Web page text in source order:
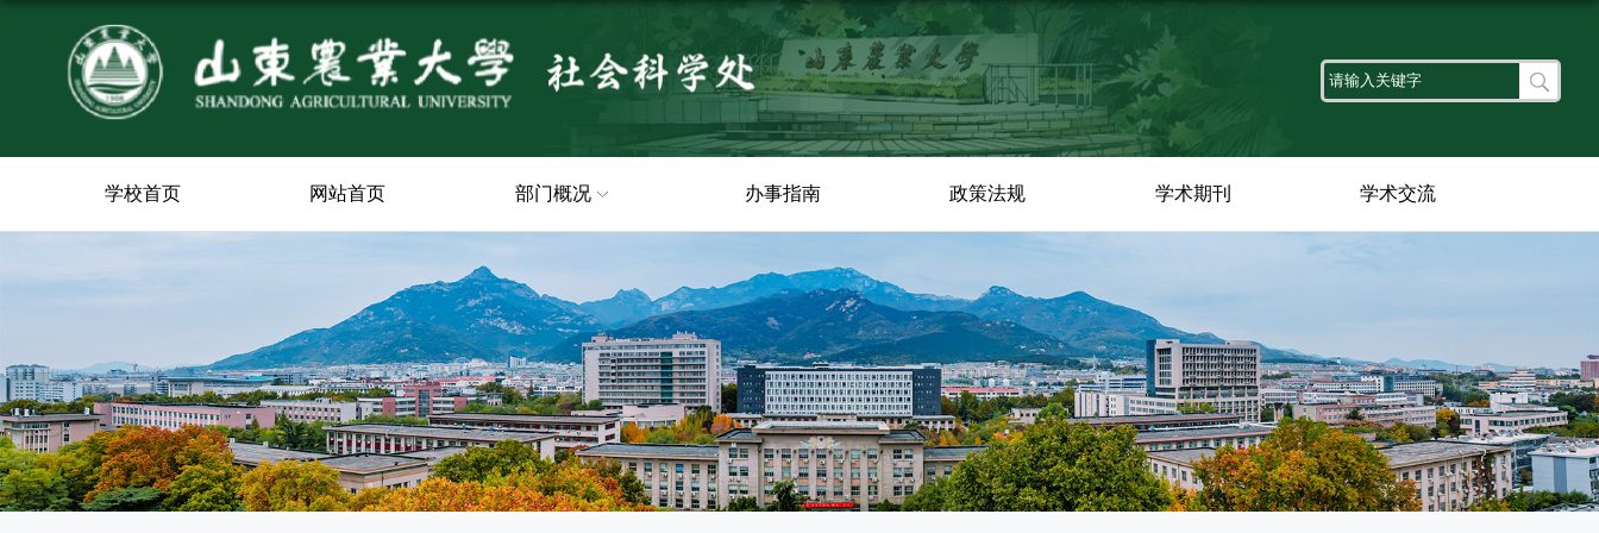
学校首页 网站首页 部门概况 办事指南 政策法规 学术期刊 学术交流